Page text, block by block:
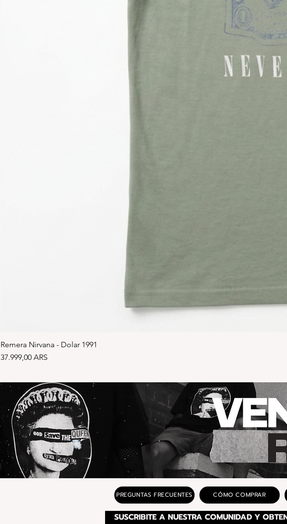
Remera Nirvana - Dolar 1991
Precio
37.999,00 ARS
PREGUNTAS FRECUENTES CÓMO COMPRAR